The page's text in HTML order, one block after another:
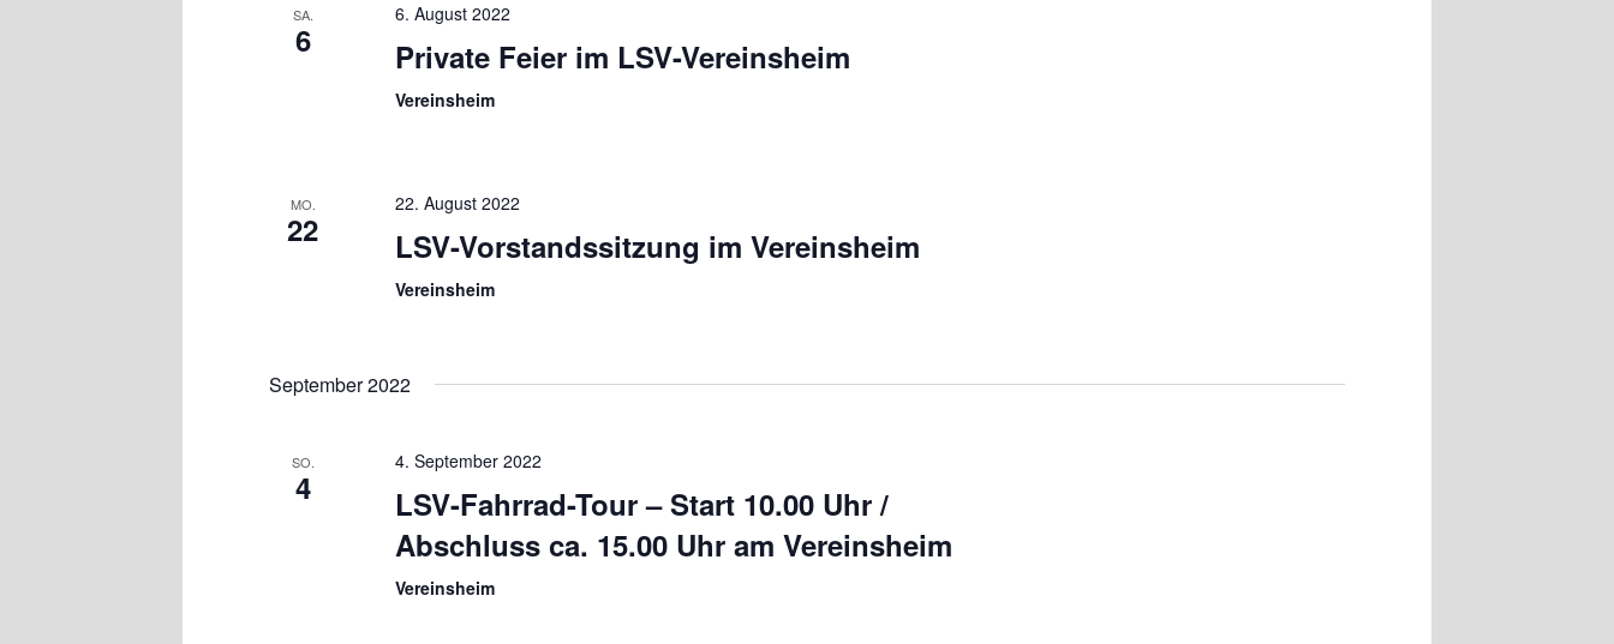
SA.
6
6. August 2022
Private Feier im LSV-Vereinsheim
Vereinsheim
MO.
22
22. August 2022
LSV-Vorstandssitzung im Vereinsheim
Vereinsheim
September 2022
SO.
4
4. September 2022
LSV-Fahrrad-Tour – Start 10.00 Uhr /
Abschluss ca. 15.00 Uhr am Vereinsheim
Vereinsheim